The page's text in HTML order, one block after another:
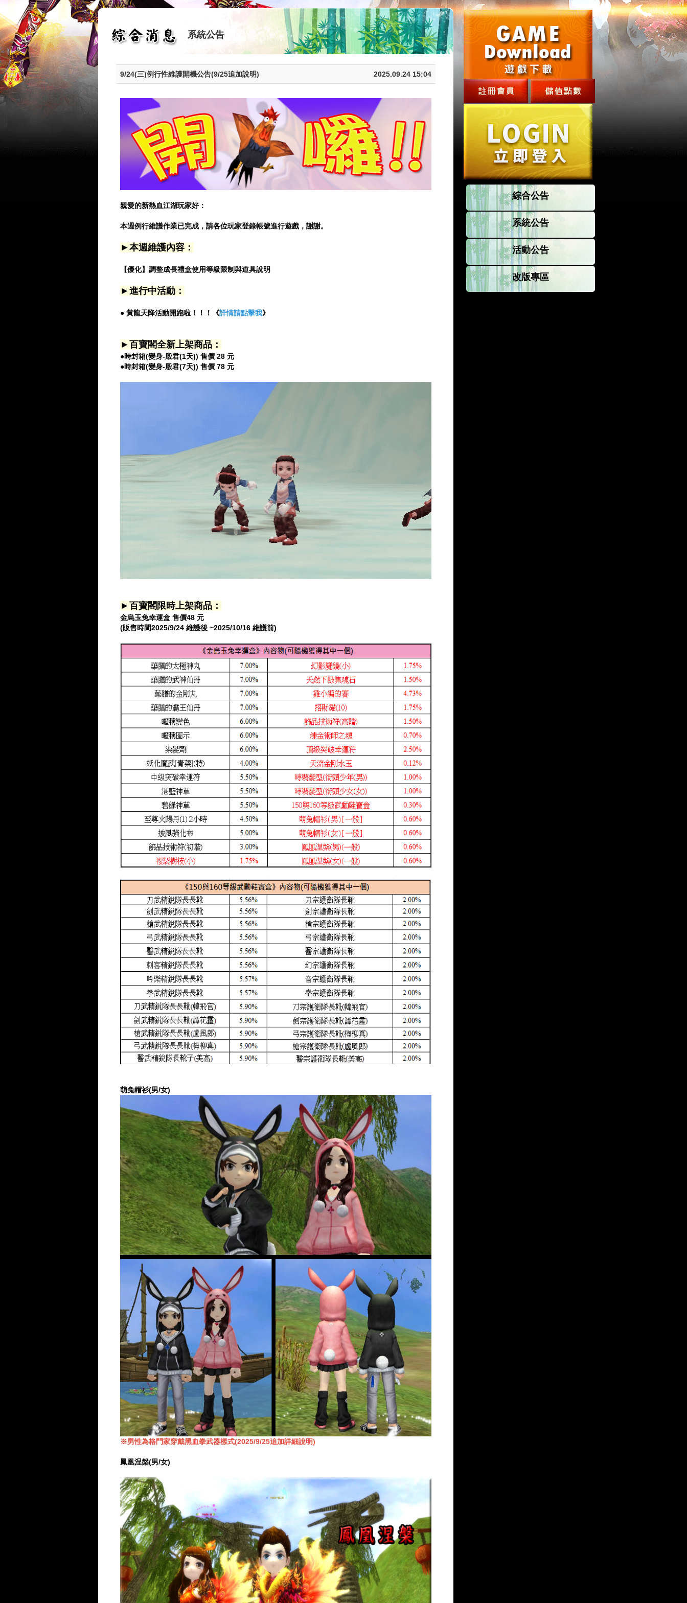
系統公告
9/24(三)例行性維護開機公告(9/25追加說明) 2025.09.24 15:04
親愛的新熱血江湖玩家好：
本週例行維護作業已完成，請各位玩家登錄帳號進行遊戲，謝謝。
►本週維護內容：
【優化】調整成長禮盒使用等級限制與道具說明
►進行中活動：
● 黃龍天降活動開跑啦！！！《詳情請點擊我》
►百寶閣全新上架商品：
●時封箱(變身-殷君(1天)) 售價 28 元
●時封箱(變身-殷君(7天)) 售價 78 元
►百寶閣限時上架商品：
金烏玉兔幸運盒 售價48 元
(販售時間2025/9/24 維護後 ~2025/10/16 維護前)
萌兔帽衫(男/女)
※男性為格鬥家穿戴黑血拳武器樣式(2025/9/25追加詳細說明)
鳳凰涅槃(男/女)
綜合公告
系統公告
活動公告
改版專區